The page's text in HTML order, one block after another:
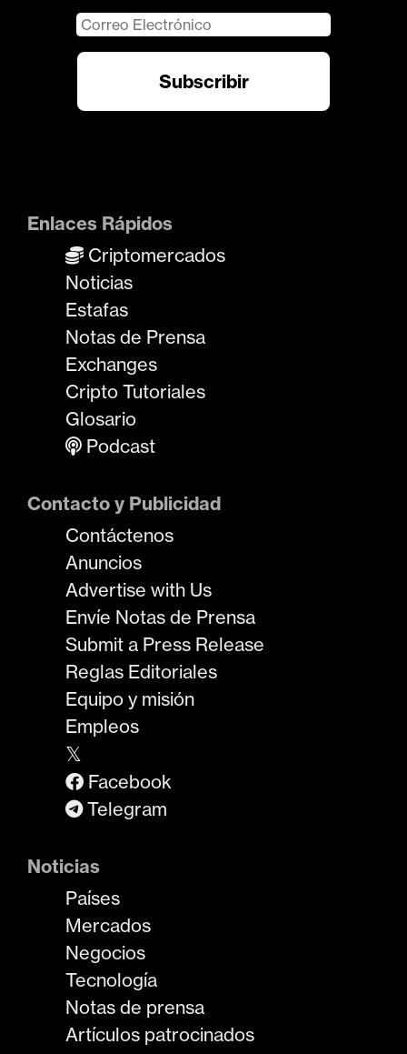
Enlaces Rápidos
Criptomercados
Noticias
Estafas
Notas de Prensa
Exchanges
Cripto Tutoriales
Glosario
Podcast
Contacto y Publicidad
Contáctenos
Anuncios
Advertise with Us
Envíe Notas de Prensa
Submit a Press Release
Reglas Editoriales
Equipo y misión
Empleos
𝕏
Facebook
Telegram
Noticias
Países
Mercados
Negocios
Tecnología
Notas de prensa
Artículos patrocinados